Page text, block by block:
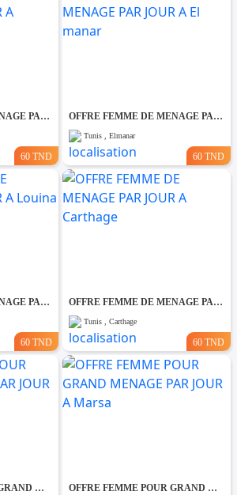
OFFRE FEMME DE MENAGE PAR JOUR A lafayette
60 TND
OFFRE FEMME DE MENAGE PAR JOUR A El manar
Tunis , Elmanar
60 TND
OFFRE FEMME DE MENAGE PAR JOUR A Louina
60 TND
OFFRE FEMME DE MENAGE PAR JOUR A Carthage
Tunis , Carthage
60 TND
OFFRE FEMME POUR GRAND MENAGE PAR JOUR A Bardo OFFRE FEMME POUR GRAND MENAGE PAR JOUR A Marsa